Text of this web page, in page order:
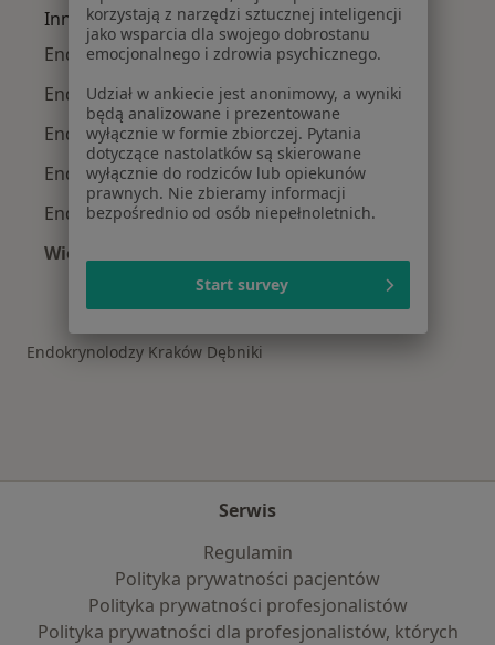
Inne dzielnice w Krakowie
Endokrynolodzy Grzegórzki
Endokrynolodzy Podgórze
Endokrynolodzy Prądnik Biały
Endokrynolodzy Stare Miasto
Endokrynolodzy Prądnik Czerwony
Więcej (12)
Więcej w kategorii: Inne dzielnice w Krakowie
Endokrynolodzy Kraków Dębniki
Serwis
Regulamin
Polityka prywatności pacjentów
Polityka prywatności profesjonalistów
Polityka prywatności dla profesjonalistów, których
korzystają z narzędzi sztucznej inteligencji
jako wsparcia dla swojego dobrostanu
emocjonalnego i zdrowia psychicznego.
Udział w ankiecie jest anonimowy, a wyniki
będą analizowane i prezentowane
wyłącznie w formie zbiorczej. Pytania
dotyczące nastolatków są skierowane
wyłącznie do rodziców lub opiekunów
prawnych. Nie zbieramy informacji
bezpośrednio od osób niepełnoletnich.
Start survey